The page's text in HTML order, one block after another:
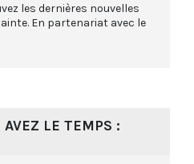
les dernières nouvelles
En partenariat avec le
AVEZ LE TEMPS :